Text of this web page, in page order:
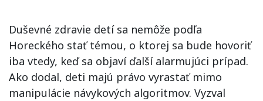
Duševné zdravie detí sa nemôže podľa
Horeckého stať témou, o ktorej sa bude hovoriť
iba vtedy, keď sa objaví ďalší alarmujúci prípad.
Ako dodal, deti majú právo vyrastať mimo
manipulácie návykových algoritmov. Vyzval